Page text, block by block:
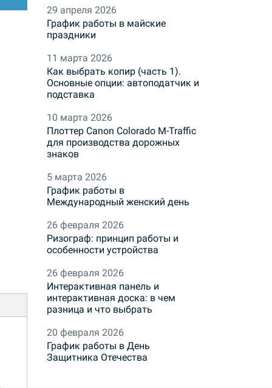
29 апреля 2026
График работы в майские
праздники
11 марта 2026
Как выбрать копир (часть 1).
Основные опции: автоподатчик и
подставка
10 марта 2026
Плоттер Canon Colorado M-Traffic
для производства дорожных
знаков
5 марта 2026
График работы в
Международный женский день
26 февраля 2026
Ризограф: принцип работы и
особенности устройства
26 февраля 2026
Интерактивная панель и
интерактивная доска: в чем
разница и что выбрать
20 февраля 2026
График работы в День
Защитника Отечества